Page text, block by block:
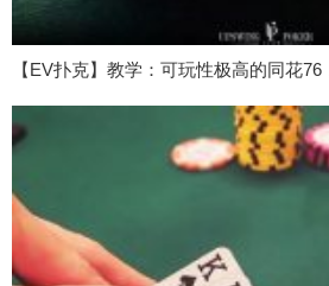
【EV扑克】教学：可玩性极高的同花